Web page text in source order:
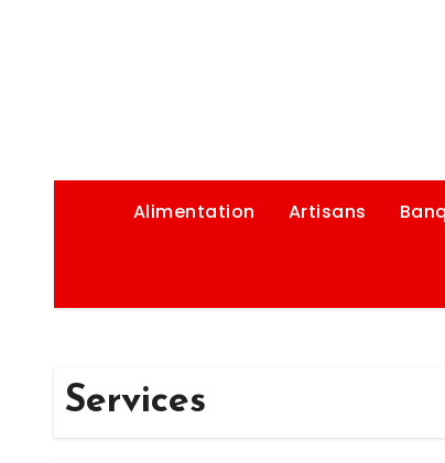
Alimentation Artisans
Services